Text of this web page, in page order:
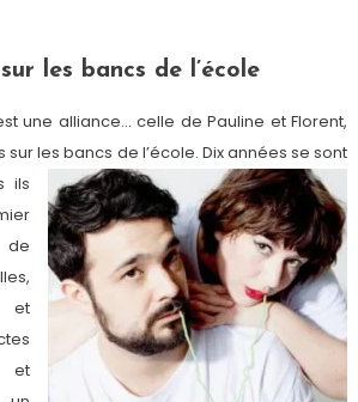
les bancs de l’école
une alliance… celle de Pauline et Florent,
sur les bancs de l’école. Dix années se sont
ils
et
et